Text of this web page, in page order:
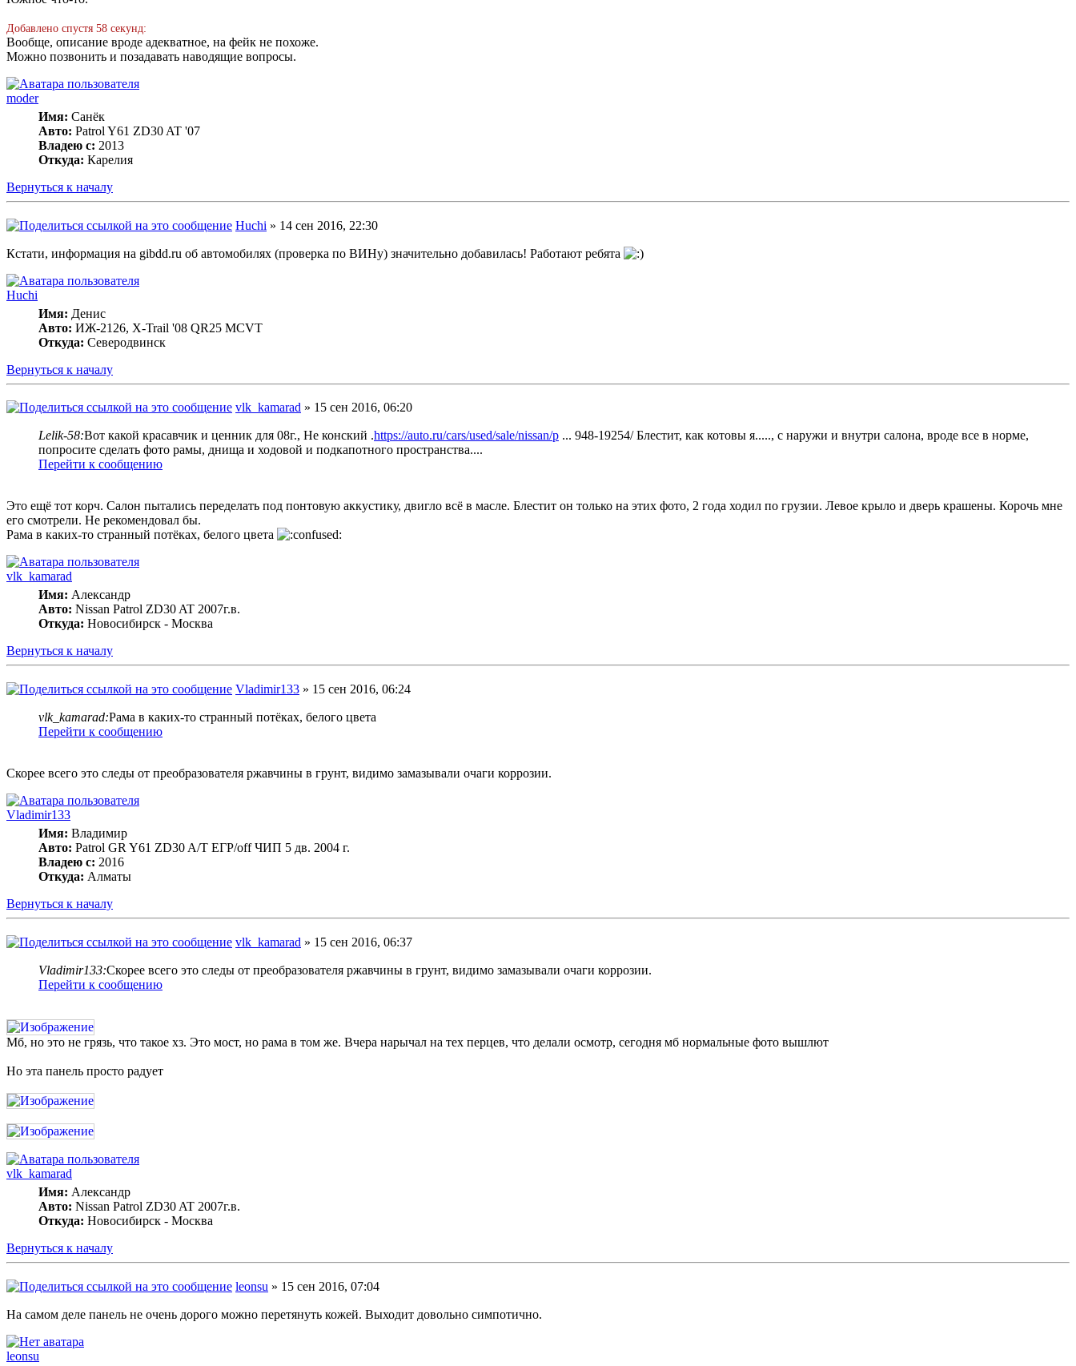
Добавлено спустя 58 секунд:
Вообще, описание вроде адекватное, на фейк не похоже.
Можно позвонить и позадавать наводящие вопросы.
moder
Имя: Санёк
Авто: Patrol Y61 ZD30 AT '07
Владею с: 2013
Откуда: Карелия
Вернуться к началу
Huchi » 14 сен 2016, 22:30
Кстати, информация на gibdd.ru об автомобилях (проверка по ВИНу) значительно добавилась! Работают ребята
Huchi
Имя: Денис
Авто: ИЖ-2126, X-Trail '08 QR25 MCVT
Откуда: Северодвинск
Вернуться к началу
vlk_kamarad » 15 сен 2016, 06:20
Lelik-58:Вот какой красавчик и ценник для 08г., Не конский .https://auto.ru/cars/used/sale/nissan/p ... 948-19254/ Блестит, как котовы я....., с наружи и внутри салона, вроде все в норме,
попросите сделать фото рамы, днища и ходовой и подкапотного пространства....
Перейти к сообщению
Это ещё тот корч. Салон пытались переделать под понтовую аккустику, двигло всё в масле. Блестит он только на этих фото, 2 года ходил по грузии. Левое крыло и дверь крашены. Корочь мне
его смотрели. Не рекомендовал бы.
Рама в каких-то странный потёках, белого цвета
vlk_kamarad
Имя: Александр
Авто: Nissan Patrol ZD30 AT 2007г.в.
Откуда: Новосибирск - Москва
Вернуться к началу
Vladimir133 » 15 сен 2016, 06:24
vlk_kamarad:Рама в каких-то странный потёках, белого цвета
Перейти к сообщению
Скорее всего это следы от преобразователя ржавчины в грунт, видимо замазывали очаги коррозии.
Vladimir133
Имя: Владимир
Авто: Patrol GR Y61 ZD30 A/T ЕГР/off ЧИП 5 дв. 2004 г.
Владею с: 2016
Откуда: Алматы
Вернуться к началу
vlk_kamarad » 15 сен 2016, 06:37
Vladimir133:Скорее всего это следы от преобразователя ржавчины в грунт, видимо замазывали очаги коррозии.
Перейти к сообщению
Мб, но это не грязь, что такое хз. Это мост, но рама в том же. Вчера нарычал на тех перцев, что делали осмотр, сегодня мб нормальные фото вышлют
Но эта панель просто радует
vlk_kamarad
Имя: Александр
Авто: Nissan Patrol ZD30 AT 2007г.в.
Откуда: Новосибирск - Москва
Вернуться к началу
leonsu » 15 сен 2016, 07:04
На самом деле панель не очень дорого можно перетянуть кожей. Выходит довольно симпотично.
leonsu